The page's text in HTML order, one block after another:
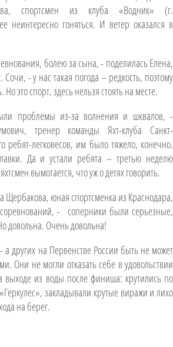
спортсмен из клуба «Водник» (г.
неинтересно гоняться. И ветер оказался в
болею за сына, - поделилась Елена,
- у нас такая погода – редкость, поэтому
это спорт, здесь нельзя стоять на месте.
проблемы из-за волнения и шквалов, -
тренер команды Яхт-клуба Санкт-
ребят-легковесов, им было тяжело, конечно.
Да и устали ребята – третью неделю
вымотается, что уж о детях говорить.
Щербакова, юная спортсменка из Краснодара,
- соперники были серьезные,
довольна. Очень довольна!
других на Первенстве России быть не может
Они не могли отказать себе в удовольствии
выходе из воды после финиша: крутились по
закладывали крутые виражи и лихо
на берег.